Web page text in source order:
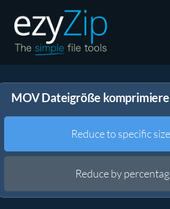
Entpacken
Weitere Tools
MOV Dateigröße
Reduce to specific
Reduce by